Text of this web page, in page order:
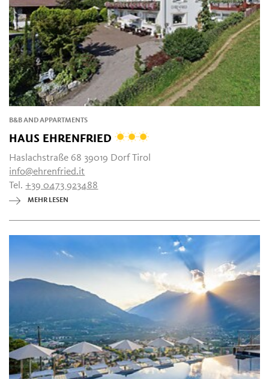
B&B AND APPARTMENTS
HAUS EHRENFRIED
Haslachstraße 68 39019 Dorf Tirol
info@ehrenfried.it
Tel.+39 0473 923488
MEHR LESEN